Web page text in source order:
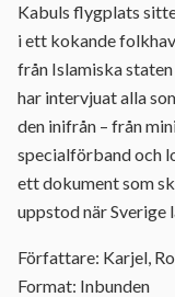
Kabuls flygplats
i ett kokande
från Islamiska
har intervjuat alla
den inifrån – från
specialförband och
ett dokument som
uppstod när Sverige
Författare: Karjel,
Format: Inbunden